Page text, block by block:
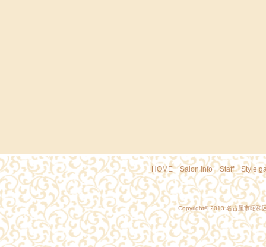
HOME｜Salon info｜Staff｜Style
Copyright© 2013名古屋市昭和